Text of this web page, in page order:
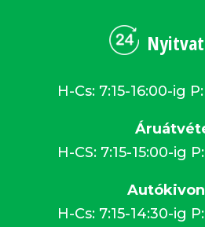
H-Cs: 7:15-16:00-ig
H-CS: 7:15-15:00-ig
H-Cs: 7:15-14:30-ig